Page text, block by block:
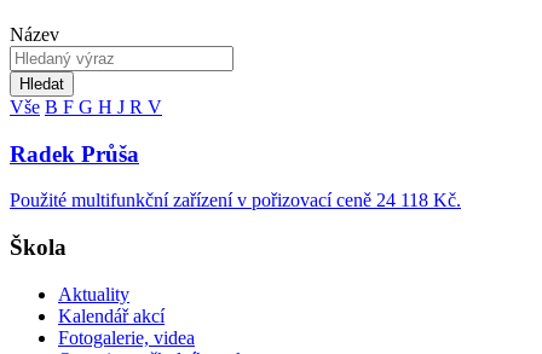
Název
Hledat
Vše B F G H J R V
Radek Průša
Použité multifunkční zařízení v pořizovací ceně 24 118 Kč.
Škola
Aktuality
Kalendář akcí
Fotogalerie, videa